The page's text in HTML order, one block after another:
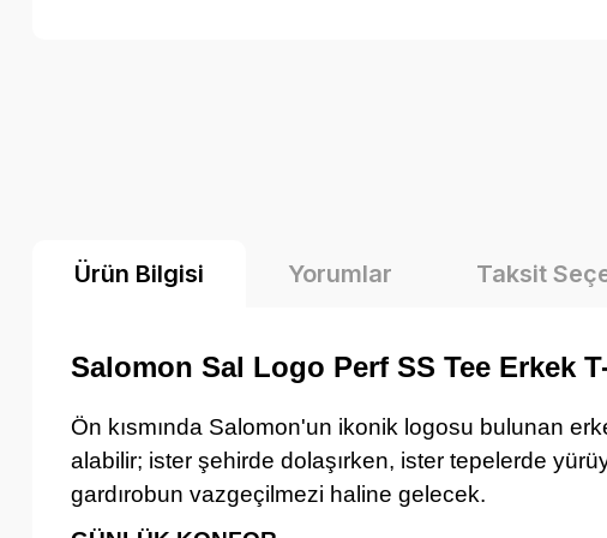
Ürün Bilgisi Yorumlar Taksit
Salomon Sal Logo Perf SS Tee Erkek
Ön kısmında Salomon'un ikonik logosu bulunan
alabilir; ister şehirde dolaşırken, ister tepelerde
gardırobun vazgeçilmezi haline gelecek.